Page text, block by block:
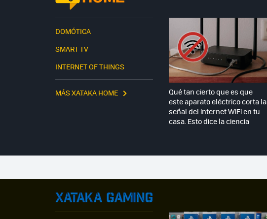
DOMÓTICA
SMART TV
INTERNET OF THINGS
MÁS XATAKA HOME
Qué tan cierto que es que
este aparato eléctrico corta la
señal del internet WiFi en tu
casa. Esto dice la ciencia